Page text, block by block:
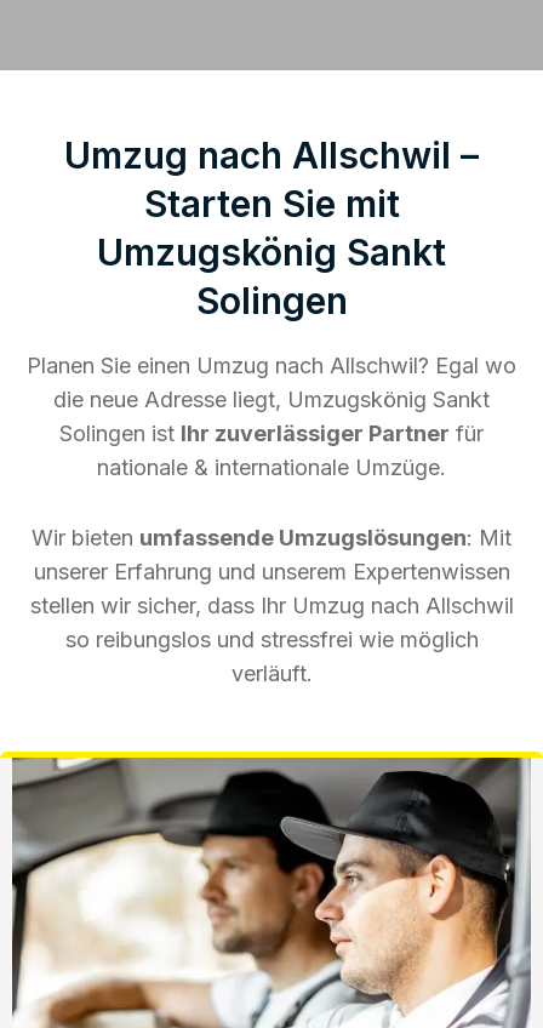
Umzug nach Allschwil –
Starten Sie mit
Umzugskönig Sankt
Solingen
Planen Sie einen Umzug nach Allschwil? Egal wo
die neue Adresse liegt, Umzugskönig Sankt
Solingen ist Ihr zuverlässiger Partner für
nationale & internationale Umzüge.
Wir bieten umfassende Umzugslösungen: Mit
unserer Erfahrung und unserem Expertenwissen
stellen wir sicher, dass Ihr Umzug nach Allschwil
so reibungslos und stressfrei wie möglich
verläuft.